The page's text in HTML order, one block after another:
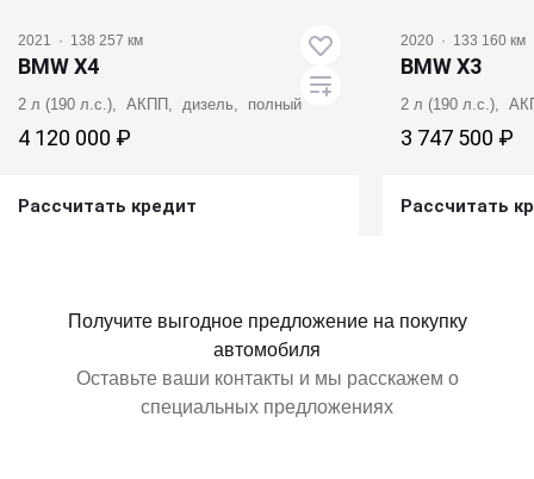
2021 · 138 257 км
BMW X4
2 л (190 л.с.), АКПП, дизель, полный
4 120 000 ₽
Рассчитать кредит
2020 · 133 160 км
BMW X3
2 л (190 л.с.),
3 747 500 ₽
Рассчитать
Получите выгодное предложение на покупку
автомобиля
Оставьте ваши контакты и мы расскажем о
специальных предложениях